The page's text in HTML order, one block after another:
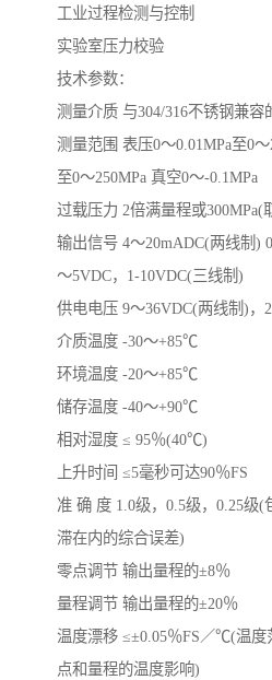
工业过程检测与控制
实验室压力校验
技术参数：
测量介质 与304/316不锈钢兼
测量范围 表压0～0.01MPa至0
至0～250MPa 真空0～-0.1MPa
过载压力 2倍满量程或300MPa(
输出信号 4～20mADC(两线制)
～5VDC，1-10VDC(三线制)
供电电压 9～36VDC(两线制)，
介质温度 -30～+85℃
环境温度 -20～+85℃
储存温度 -40～+90℃
相对湿度 ≤ 95％(40℃)
上升时间 ≤5毫秒可达90％FS
准 确 度 1.0级，0.5级，0.25级
滞在内的综合误差)
零点调节 输出量程的±8％
量程调节 输出量程的±20％
温度漂移 ≤±0.05％FS／℃(温
点和量程的温度影响)